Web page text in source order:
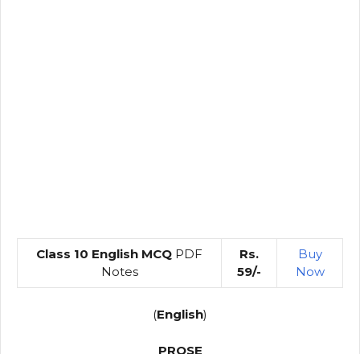
Class 10 English MCQ PDF
Notes
Rs.
59/-
Buy
Now
(English)
PROSE